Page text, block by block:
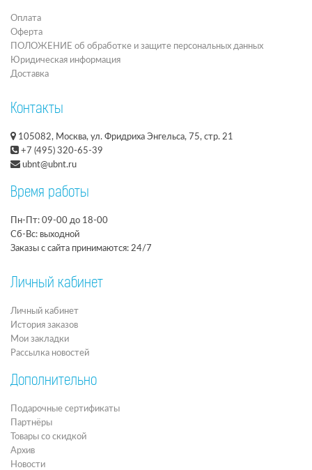
Оплата
Оферта
ПОЛОЖЕНИЕ об обработке и защите персональных данных
Юридическая информация
Доставка
Контакты
105082, Москва, ул. Фридриха Энгельса, 75, стр. 21
+7 (495) 320-65-39
ubnt@ubnt.ru
Время работы
Пн-Пт: 09-00 до 18-00
Сб-Вс: выходной
Заказы с сайта принимаются: 24/7
Личный кабинет
Личный кабинет
История заказов
Мои закладки
Рассылка новостей
Дополнительно
Подарочные сертификаты
Партнёры
Товары со скидкой
Архив
Новости